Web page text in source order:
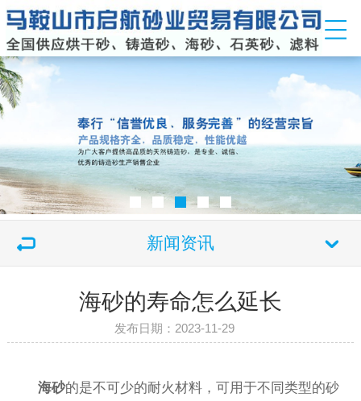
新闻资讯
海砂的寿命怎么延长
发布日期：2023-11-29
海砂的是不可少的耐火材料，可用于不同类型的砂